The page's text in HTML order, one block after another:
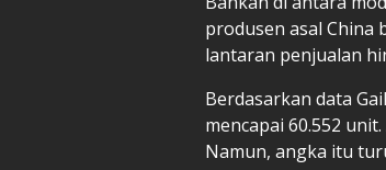
produsen asal China
lantaran penjualan
Berdasarkan data
mencapai 60.552
Namun, angka itu